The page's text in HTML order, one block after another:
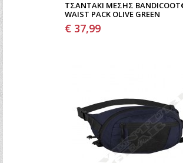
ΤΣΑΝΤΆΚΙ ΜΈΣΗΣ
WAIST PACK OLIVE GREEN
€ 37,99